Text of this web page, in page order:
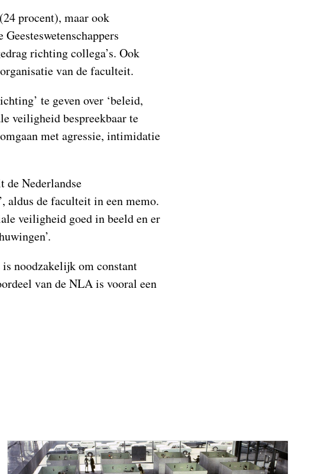
procent), maar ook
richting collega’s. Ook
van de faculteit.
te geven over ‘beleid,
veiligheid bespreekbaar te
met agressie, intimidatie
de Nederlandse
aldus de faculteit in een memo.
veiligheid goed in beeld en er
noodzakelijk om constant
van de NLA is vooral een